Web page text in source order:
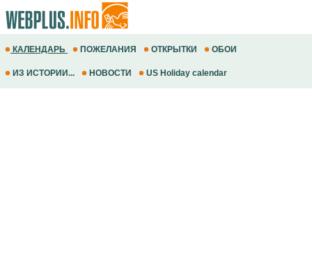
КАЛЕНДАРЬ ПОЖЕЛАНИЯ ОТКРЫТКИ ОБОИ
ИЗ ИСТОРИИ... НОВОСТИ US Holiday calendar